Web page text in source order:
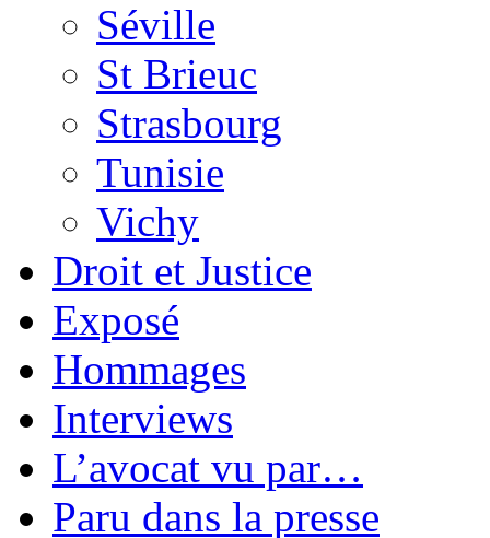
Séville
St Brieuc
Strasbourg
Tunisie
Vichy
Droit et Justice
Exposé
Hommages
Interviews
L’avocat vu par…
Paru dans la presse